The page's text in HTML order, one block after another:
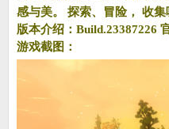
感与美。 探索、冒险， 收集
版本介绍：Build.23387226
游戏截图：